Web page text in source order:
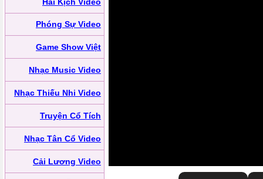
Phóng Sự Video
Game Show Việt
Nhạc Music Video
Nhạc Thiếu Nhi Video
Truyện Cổ Tích
Nhạc Tân Cổ Video
Cải Lương Video